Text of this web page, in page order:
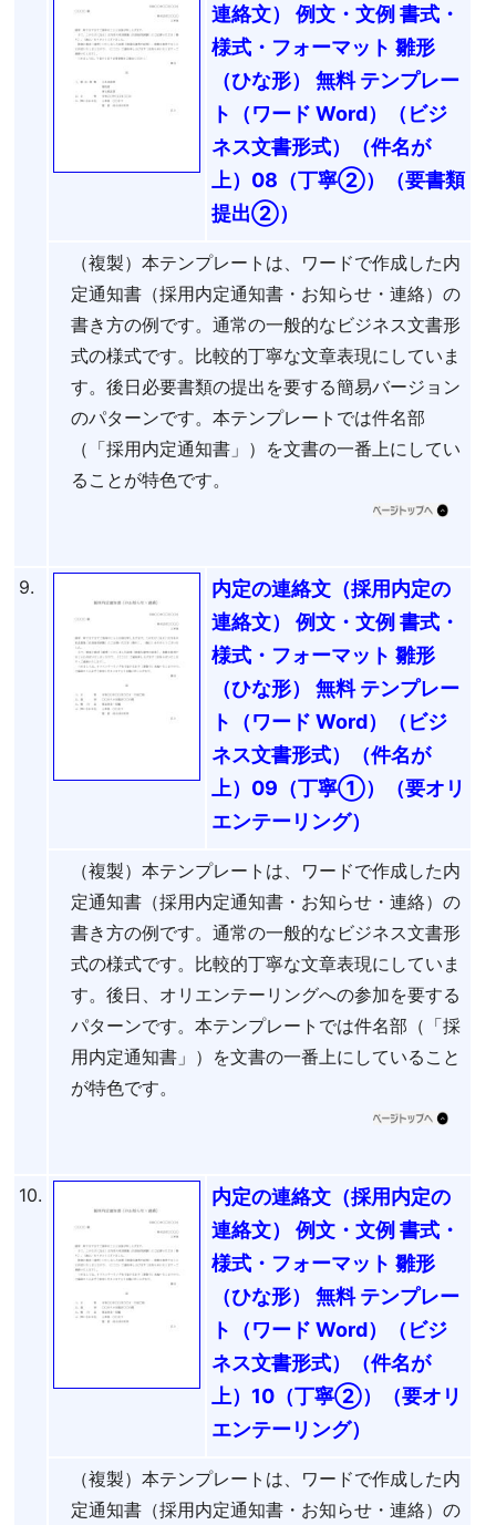
連絡文） 例文・文例 書式・
様式・フォーマット 雛形
（ひな形） 無料 テンプレー
ト（ワード Word）（ビジ
ネス文書形式）（件名が
上）08（丁寧②）（要書類
提出②）
（複製）本テンプレートは、ワードで作成した内
定通知書（採用内定通知書・お知らせ・連絡）の
書き方の例です。通常の一般的なビジネス文書形
式の様式です。比較的丁寧な文章表現にしていま
す。後日必要書類の提出を要する簡易バージョン
のパターンです。本テンプレートでは件名部
（「採用内定通知書」）を文書の一番上にしてい
ることが特色です。
9.
内定の連絡文（採用内定の
連絡文） 例文・文例 書式・
様式・フォーマット 雛形
（ひな形） 無料 テンプレー
ト（ワード Word）（ビジ
ネス文書形式）（件名が
上）09（丁寧①）（要オリ
エンテーリング）
（複製）本テンプレートは、ワードで作成した内
定通知書（採用内定通知書・お知らせ・連絡）の
書き方の例です。通常の一般的なビジネス文書形
式の様式です。比較的丁寧な文章表現にしていま
す。後日、オリエンテーリングへの参加を要する
パターンです。本テンプレートでは件名部（「採
用内定通知書」）を文書の一番上にしていること
が特色です。
10.
内定の連絡文（採用内定の
連絡文） 例文・文例 書式・
様式・フォーマット 雛形
（ひな形） 無料 テンプレー
ト（ワード Word）（ビジ
ネス文書形式）（件名が
上）10（丁寧②）（要オリ
エンテーリング）
（複製）本テンプレートは、ワードで作成した内
定通知書（採用内定通知書・お知らせ・連絡）の